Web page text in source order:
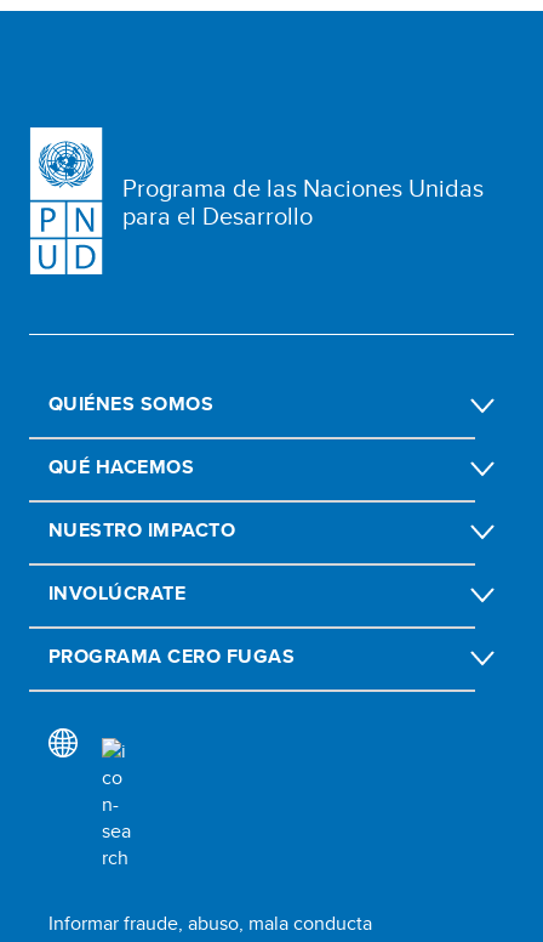
Programa de las Naciones Unidas
para el Desarrollo
QUIÉNES SOMOS
QUÉ HACEMOS
NUESTRO IMPACTO
INVOLÚCRATE
PROGRAMA CERO FUGAS
Informar fraude, abuso, mala conducta